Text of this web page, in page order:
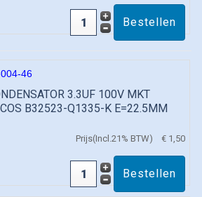
46
3.3UF 100V MKT
B32523-Q1335-K E=22.5MM
Prijs(Incl.21% BTW) € 1,50